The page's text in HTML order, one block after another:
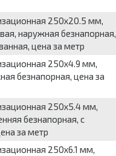
250x20.5 мм,
наружная безнапорная,
цена за метр
250x4.9 мм,
безнапорная, цена за
250x5.4 мм,
безнапорная, с
за метр
250x6.1 мм,